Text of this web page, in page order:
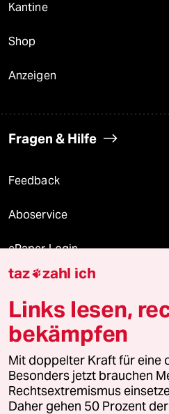
Kantine
Shop
Anzeigen
Fragen & Hilfe
Feedback
Aboservice
ePaper Login
Downloads für Abonnierende
© 2026 taz Verlags und
Alle Rechte vorbehalten. Bei
wenden Sie sich bitte an
taz zahl ich
Links lesen,
bekämpfen
Mit doppelter Kraft für eine
Besonders jetzt brauchen
Rechtsextremismus
Daher gehen 50 Prozent